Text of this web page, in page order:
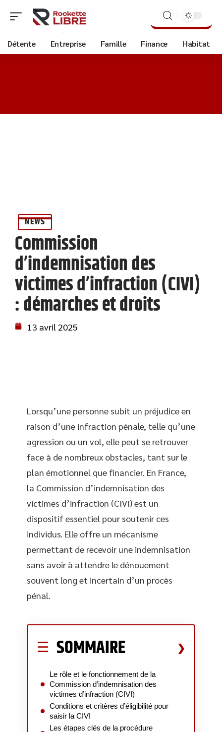
Détente Entreprise Famille Finance Habitat
NEWS
Commission
d’indemnisation des
victimes d’infraction (CIVI)
: démarches et droits
13 avril 2025
Lorsqu’une personne subit un préjudice en
raison d’une infraction pénale, telle qu’une
agression ou un vol, elle peut se retrouver
face à de nombreux obstacles, tant sur le
plan émotionnel que financier. En France,
la Commission d’indemnisation des
victimes d’infraction (CIVI) est un
dispositif essentiel pour soutenir ces
individus. Elle offre un mécanisme
permettant de recevoir une indemnisation
sans avoir à attendre le dénouement
souvent long et incertain d’un procès
pénal.
SOMMAIRE
Le rôle et le fonctionnement de la
Commission d’indemnisation des
victimes d’infraction (CIVI)
Conditions et critères d’éligibilité pour
saisir la CIVI
Les étapes clés de la procédure